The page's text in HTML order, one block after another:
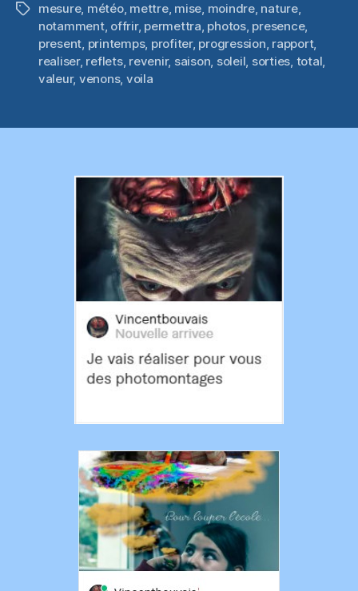
Étiquettes
mesure, météo, mettre, mise, moindre, nature,
notamment, offrir, permettra, photos, presence,
present, printemps, profiter, progression, rapport,
realiser, reflets, revenir, saison, soleil, sorties, total,
valeur, venons, voila